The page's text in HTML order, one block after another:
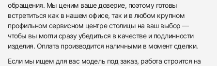
обращения. Мы ценим ваше доверие, поэтому готовы
встретиться как в нашем офисе, так и в любом крупном
профильном сервисном центре столицы на ваш выбор —
чтобы вы могли сразу убедиться в качестве и подлинности
изделия. Оплата производится наличными в момент сделки.
Если мы ищем для вас модель под заказ, работа строится на
Отправить заявку
Отправить заявку